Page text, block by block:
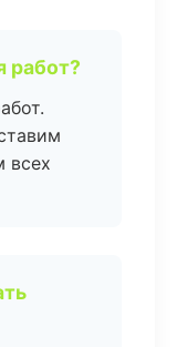
работ?
всех